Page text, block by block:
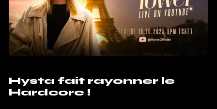
Hysta fait rayonner le
Hardcore !